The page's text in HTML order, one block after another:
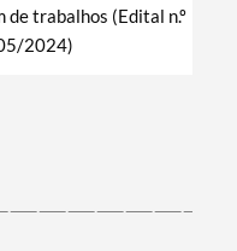
de trabalhos (Edital n.º
2024)